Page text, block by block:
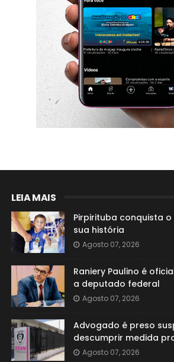
LEIA MAIS
Pirpirituba conquista o
sua história
Agosto 07, 2026
Raniery Paulino é
a deputado federal
Agosto 07, 2026
Advogado é preso
descumprir medida
Agosto 07, 2026